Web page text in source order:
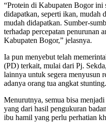
“Protein di Kabupaten Bogor ini
didapatkan, seperti ikan, mudah
mudah didapatkan. Sumber-
terhadap percepatan penurunan
Kabupaten Bogor,” jelasnya.
Ia pun menyebut telah
(PD) terkait, mulai dari Pj.
lainnya untuk segera menyusun
adanya orang tua angkat stunting.
Menurutnya, semua bisa
yang dari hasil pengukuran
ibu hamil yang perlu perhatian